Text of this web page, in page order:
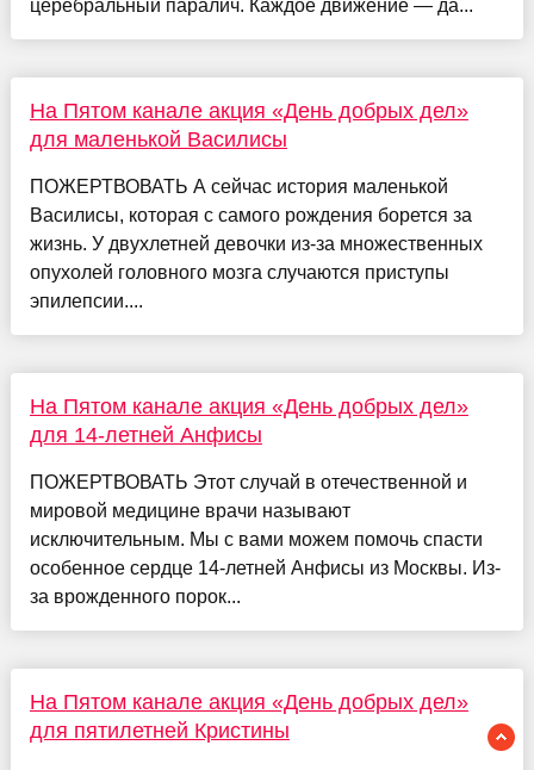
церебральный паралич. Каждое движение — да...
На Пятом канале акция «День добрых дел»
для маленькой Василисы
ПОЖЕРТВОВАТЬ А сейчас история маленькой
Василисы, которая с самого рождения борется за
жизнь. У двухлетней девочки из-за множественных
опухолей головного мозга случаются приступы
эпилепсии....
На Пятом канале акция «День добрых дел»
для 14-летней Анфисы
ПОЖЕРТВОВАТЬ Этот случай в отечественной и
мировой медицине врачи называют
исключительным. Мы с вами можем помочь спасти
особенное сердце 14-летней Анфисы из Москвы. Из-
за врожденного порок...
На Пятом канале акция «День добрых дел»
для пятилетней Кристины